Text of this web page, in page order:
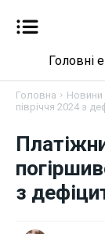
Бізнес
Головні
Головна Новини
півріччя 2024 з
з